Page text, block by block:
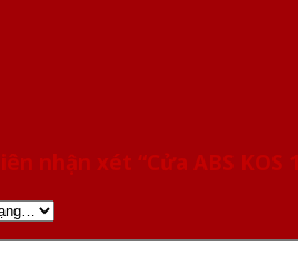
nhận xét “Cửa ABS KOS